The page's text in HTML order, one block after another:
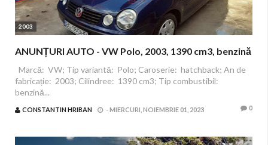
2003
ANUNȚURI AUTO - VW Polo, 2003, 1390 cm3, benzină
Marcă: VW; Tip variantă: Polo; Caroserie: hatchback; An de
fabricație: 2003; Cilindree: 1390 cm3; Tip combustibil:
benzină...
CONSTANTIN HRIBAN -MIERCURI, NOIEMBRIE 01, 2023 0